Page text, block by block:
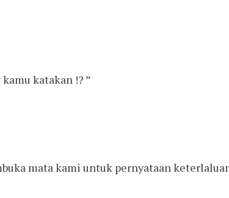
kamu katakan !? ”
mata kami untuk pernyataan